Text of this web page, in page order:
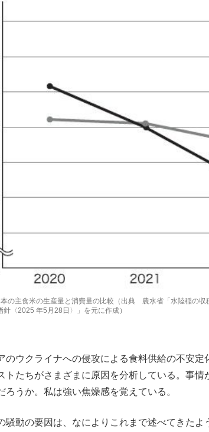
の主食米の生産量と消費量の比較（出典 農水省「水陸稲の収
針〈2025 年5月28日〉」を元に作成）
ウクライナへの侵攻による食料供給の不安定
トたちがさまざまに原因を分析している。事
ろうか。私は強い焦燥感を覚えている。
動の要因は、なによりこれまで述べてきたよ